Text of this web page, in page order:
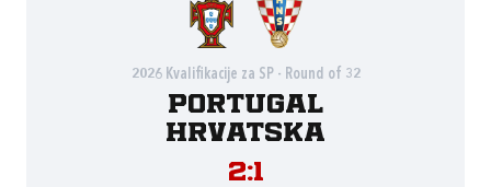
2026 Kvalifikacije za SP - Round of 32
Portugal
Hrvatska
2:1